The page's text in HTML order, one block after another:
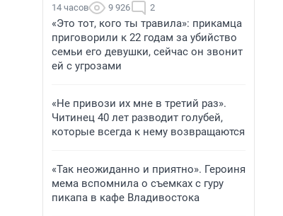
14 часов 9 926 2
«Это тот, кого ты травила»: прикамца
приговорили к 22 годам за убийство
семьи его девушки, сейчас он звонит
ей с угрозами
«Не привози их мне в третий раз».
Читинец 40 лет разводит голубей,
которые всегда к нему возвращаются
«Так неожиданно и приятно». Героиня
мема вспомнила о съемках с гуру
пикапа в кафе Владивостока